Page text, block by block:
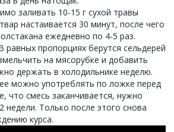
заливать 10-15 г сухой травы
настаивается 30 минут, после чего
ежедневно по 4-5 раз.
равных пропорциях берутся сельдерей
на мясорубке и добавить
держать в холодильнике неделю.
можно употреблять по ложке перед
что смесь заканчивается, нужно
недели. Только после этого снова
курса.